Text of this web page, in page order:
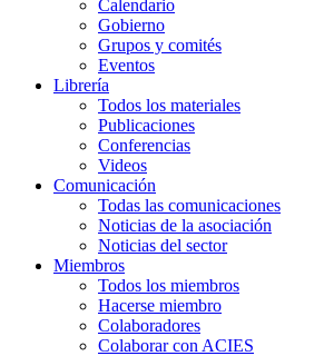
Calendario
Gobierno
Grupos y comités
Eventos
Librería
Todos los materiales
Publicaciones
Conferencias
Videos
Comunicación
Todas las comunicaciones
Noticias de la asociación
Noticias del sector
Miembros
Todos los miembros
Hacerse miembro
Colaboradores
Colaborar con ACIES